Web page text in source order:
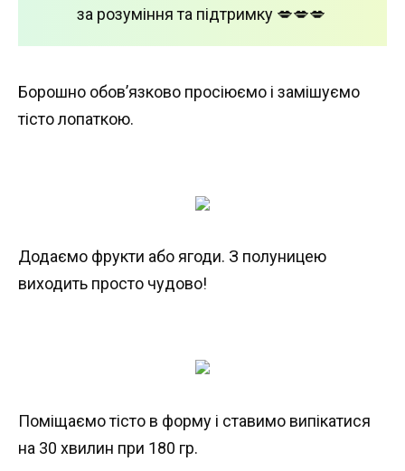
за розуміння та підтримку 💋💋💋
Борошно обов’язково просіюємо і замішуємо
тісто лопаткою.
Додаємо фрукти або ягоди. З полуницею
виходить просто чудово!
Поміщаємо тісто в форму і ставимо випікатися
на 30 хвилин при 180 гр.